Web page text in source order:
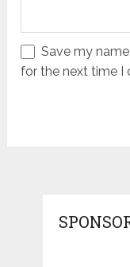
Save my
for the next time I